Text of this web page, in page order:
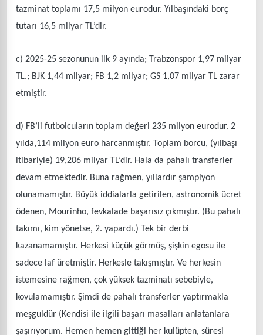
tazminat toplamı 17,5 milyon eurodur. Yılbaşındaki borç
tutarı 16,5 milyar TL’dir.
c) 2025-25 sezonunun ilk 9 ayında; Trabzonspor 1,97 milyar
TL.; BJK 1,44 milyar; FB 1,2 milyar; GS 1,07 milyar TL zarar
etmiştir.
d) FB’li futbolcuların toplam değeri 235 milyon eurodur. 2
yılda,114 milyon euro harcanmıştır. Toplam borcu, (yılbaşı
itibariyle) 19,206 milyar TL’dir. Hala da pahalı transferler
devam etmektedir. Buna rağmen, yıllardır şampiyon
olunamamıştır. Büyük iddialarla getirilen, astronomik ücret
ödenen, Mourinho, fevkalade başarısız çıkmıştır. (Bu pahalı
takımı, kim yönetse, 2. yapardı.) Tek bir derbi
kazanamamıştır. Herkesi küçük görmüş, şişkin egosu ile
sadece laf üretmiştir. Herkesle takışmıştır. Ve herkesin
istemesine rağmen, çok yüksek tazminatı sebebiyle,
kovulamamıştır. Şimdi de pahalı transferler yaptırmakla
meşguldür (Kendisi ile ilgili başarı masalları anlatanlara
şaşırıyorum. Hemen hemen gittiği her kulüpten, süresi